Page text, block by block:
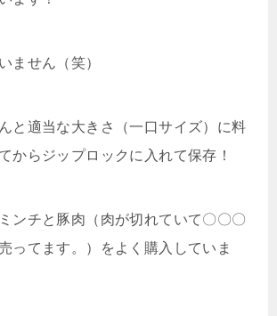
ません（笑）
と適当な大きさ（一口サイズ）に料
からジップロックに入れて保存！
ンチと豚肉（肉が切れていて〇〇〇
ってます。）をよく購入していま